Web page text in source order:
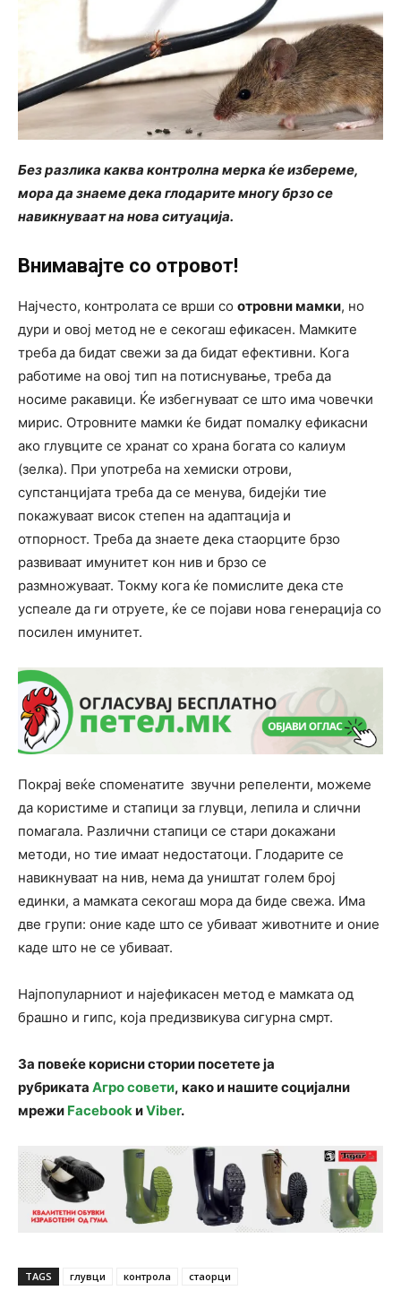
Без разлика каква контролна мерка ќе избереме,
мора да знаеме дека глодарите многу брзо се
навикнуваат на нова ситуација.
Внимавајте со отровот!
Најчесто, контролата се врши со отровни мамки, но
дури и овој метод не е секогаш ефикасен. Мамките
треба да бидат свежи за да бидат ефективни. Кога
работиме на овој тип на потиснување, треба да
носиме ракавици. Ќе избегнуваат се што има човечки
мирис. Отровните мамки ќе бидат помалку ефикасни
ако глувците се хранат со храна богата со калиум
(зелка). При употреба на хемиски отрови,
супстанцијата треба да се менува, бидејќи тие
покажуваат висок степен на адаптација и
отпорност. Треба да знаете дека стаорците брзо
развиваат имунитет кон нив и брзо се
размножуваат. Токму кога ќе помислите дека сте
успеале да ги отруете, ќе се појави нова генерација со
посилен имунитет.
Покрај веќе споменатите звучни репеленти, можеме
да користиме и стапици за глувци, лепила и слични
помагала. Различни стапици се стари докажани
методи, но тие имаат недостатоци. Глодарите се
навикнуваат на нив, нема да уништат голем број
единки, а мамката секогаш мора да биде свежа. Има
две групи: оние каде што се убиваат животните и оние
каде што не се убиваат.
Најпопуларниот и најефикасен метод е мамката од
брашно и гипс, која предизвикува сигурна смрт.
За повеќе корисни стории посетете ја
рубриката Агро совети, како и нашите социјални
мрежи FacebookиViber.
TAGS глувци контрола стаорци